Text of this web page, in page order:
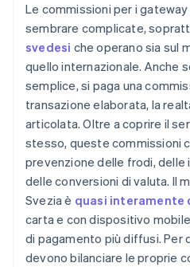
Orienta il comportamento
Preferenze dei consumatori
Flessibilità dei bonifici
Compatibilità a lungo
Trasparenza e assistenza
Le commissioni per i
sembrare complicate,
svedesi che operano sia sul
quello internazionale. Anche
semplice, si paga una
transazione elaborata, la
articolata. Oltre a coprire il
stesso, queste commissioni
prevenzione delle frodi, delle
delle conversioni di valuta. Il
Svezia è quasi interamente
carta e con dispositivo
di pagamento più diffusi.
devono bilanciare le proprie